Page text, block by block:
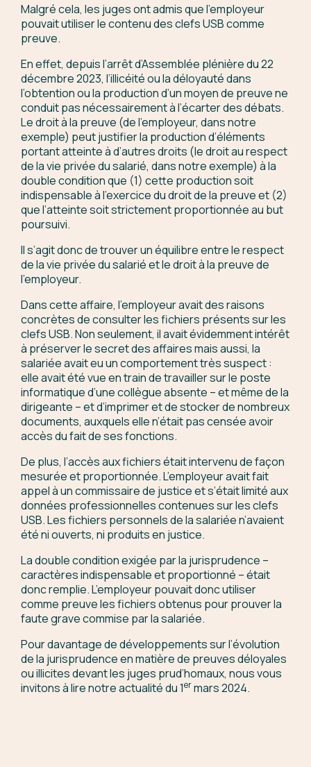
Malgré cela, les juges ont admis que l’employeur
pouvait utiliser le contenu des clefs USB comme
preuve.
En effet, depuis l’arrêt d’Assemblée plénière du 22
décembre 2023, l’illicéité ou la déloyauté dans
l’obtention ou la production d’un moyen de preuve ne
conduit pas nécessairement à l’écarter des débats.
Le droit à la preuve (de l’employeur, dans notre
exemple) peut justifier la production d’éléments
portant atteinte à d’autres droits (le droit au respect
de la vie privée du salarié, dans notre exemple) à la
double condition que (1) cette production soit
indispensable à l’exercice du droit de la preuve et (2)
que l’atteinte soit strictement proportionnée au but
poursuivi.
Il s’agit donc de trouver un équilibre entre le respect
de la vie privée du salarié et le droit à la preuve de
l’employeur.
Dans cette affaire, l’employeur avait des raisons
concrètes de consulter les fichiers présents sur les
clefs USB. Non seulement, il avait évidemment intérêt
à préserver le secret des affaires mais aussi, la
salariée avait eu un comportement très suspect :
elle avait été vue en train de travailler sur le poste
informatique d’une collègue absente – et même de la
dirigeante – et d’imprimer et de stocker de nombreux
documents, auxquels elle n’était pas censée avoir
accès du fait de ses fonctions.
De plus, l’accès aux fichiers était intervenu de façon
mesurée et proportionnée. L’employeur avait fait
appel à un commissaire de justice et s’était limité aux
données professionnelles contenues sur les clefs
USB. Les fichiers personnels de la salariée n’avaient
été ni ouverts, ni produits en justice.
La double condition exigée par la jurisprudence –
caractères indispensable et proportionné – était
donc remplie. L’employeur pouvait donc utiliser
comme preuve les fichiers obtenus pour prouver la
faute grave commise par la salariée.
Pour davantage de développements sur l’évolution
de la jurisprudence en matière de preuves déloyales
ou illicites devant les juges prud’homaux, nous vous
invitons à lire notre actualité du 1ermars 2024.